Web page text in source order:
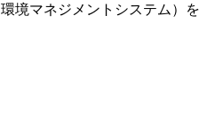
境マネジメントシステム）